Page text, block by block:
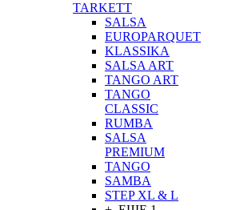
TARKETT
SALSA
EUROPARQUET
KLASSIKA
SALSA ART
TANGO ART
TANGO
CLASSIC
RUMBA
SALSA
PREMIUM
TANGO
SAMBA
STEP XL & L